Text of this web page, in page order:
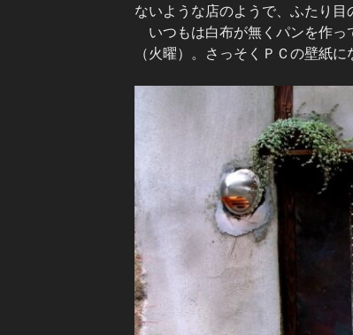
ないような店のようで、ふたり目
いつもは白布が無くパンを作っ
（火曜）。さっそくＰＣの壁紙に